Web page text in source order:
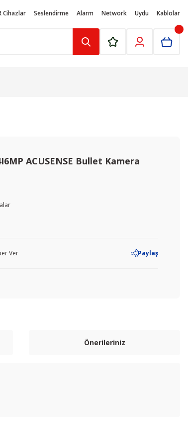
Cihazlar Seslendirme Alarm Network Uydu Kablolar
ACUSENSE Bullet Kamera
Ver Paylaş
Önerileriniz